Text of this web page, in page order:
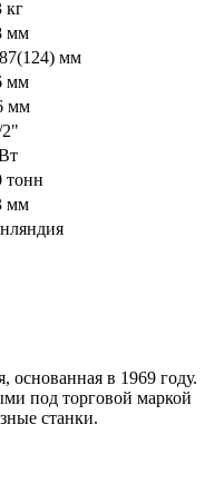
кг
мм
мм
мм
мм
2"
тонн
мм
основанная в 1969 году.
под торговой маркой
станки.